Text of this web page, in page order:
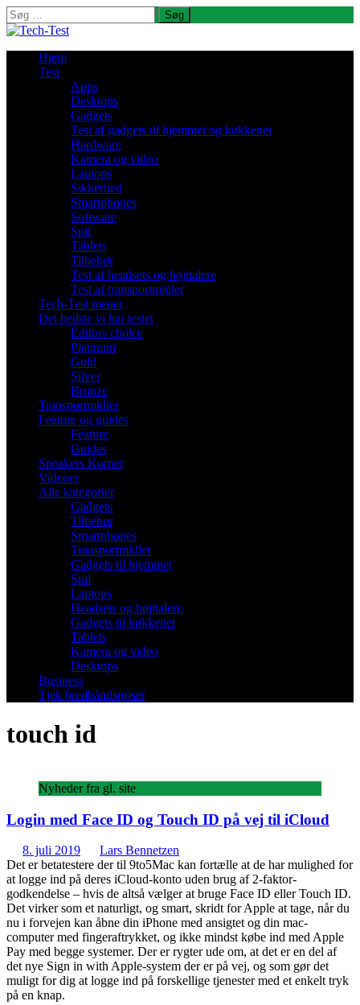
Søg
efter:
Hjem
Test
Apps
Desktops
Gadgets
Test af gadgets til hjemmet og køkkenet
Hardware
Kamera og video
Laptops
Sikkerhed
Smartphones
Software
Spil
Tablets
Tilbehør
Test af headsets og højttalere
Test af transportmidler
Tech-Test mener
Det bedste vi har testet
Editors choice
Platinum
Gold
Silver
Bronze
Transportmidler
Feature og guides
Feature
Guides
Speakers Korner
Videoer
Alle kategorier
Gadgets
Tilbehør
Smartphones
Transportmidler
Gadgets til hjemmet
Spil
Laptops
Headsets og højttalere
Gadgets til køkkenet
Tablets
Kamera og video
Desktops
Business
Tjek bredbåndspriser
touch id
Nyheder fra gl. site
Login med Face ID og Touch ID på vej til iCloud
8. juli 2019
Lars Bennetzen
Det er betatestere der til 9to5Mac kan fortælle at de har mulighed for
at logge ind på deres iCloud-konto uden brug af 2-faktor-
godkendelse – hvis de altså vælger at bruge Face ID eller Touch ID.
Det virker som et naturligt, og smart, skridt for Apple at tage, når du
nu i forvejen kan åbne din iPhone med ansigtet og din mac-
computer med fingeraftrykket, og ikke mindst købe ind med Apple
Pay med begge systemer. Der er rygter ude om, at det er en del af
det nye Sign in with Apple-system der er på vej, og som gør det
muligt for dig at logge ind på forskellige tjenester med et enkelt tryk
på en knap.